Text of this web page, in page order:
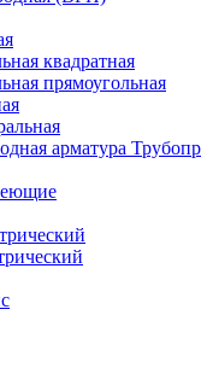
квадратная
прямоугольная